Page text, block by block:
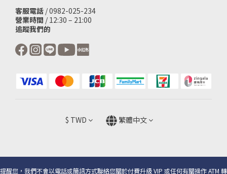
客服電話 / 0982-025-234
營業時間 / 12:30 – 21:00
追蹤我們的
$ TWD 繁體中文
提醒您，我們不會以電話或簡訊方式聯絡您關於付費升級 VIP 或任何有關操作 ATM 轉